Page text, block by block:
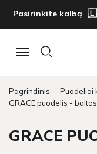
Pasirinkite kalbą
Navigacija
Pagrindinis Puodeliai
GRACE puodelis - baltas
GRACE